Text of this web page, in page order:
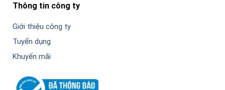
Thông tin công ty
Giới thiệu công ty
Tuyển dụng
Khuyến mãi